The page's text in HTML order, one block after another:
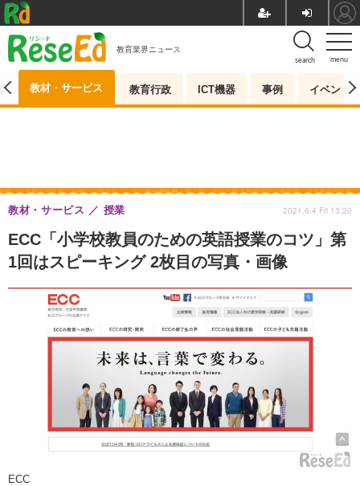
menu
search
教育業界ニュース
教材・サービス 教育行政 ICT機器 事例 イベント
ECC「小学校教員のための英語授業のコツ」第
1回はスピーキング 2枚目の写真・画像
教材・サービス 授業 2021.6.4 Fri 13:20
ECC